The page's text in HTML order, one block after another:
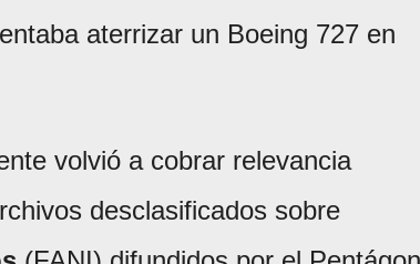
aterrizar un Boeing 727 en
volvió a cobrar relevancia
desclasificados sobre